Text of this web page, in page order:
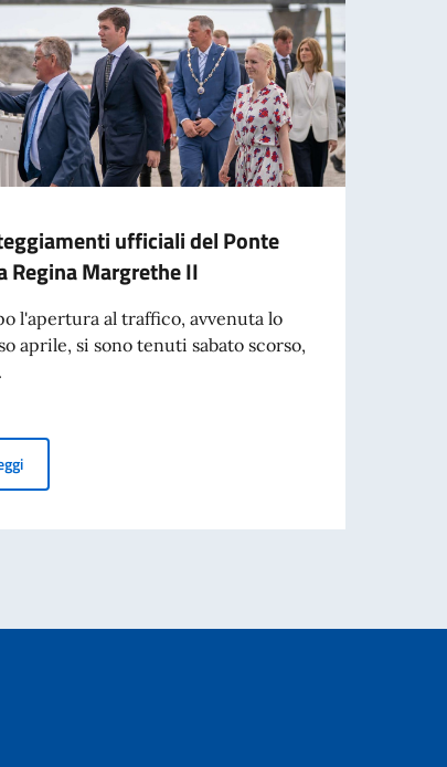
ufficiali del Ponte
Regina Margrethe II
l'apertura al traffico, avvenuta lo
aprile, si sono tenuti sabato scorso,
Festeggiamenti ufficiali del Ponte della Regina Margrethe II